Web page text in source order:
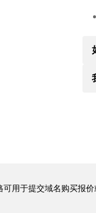
可用于提交域名购买报